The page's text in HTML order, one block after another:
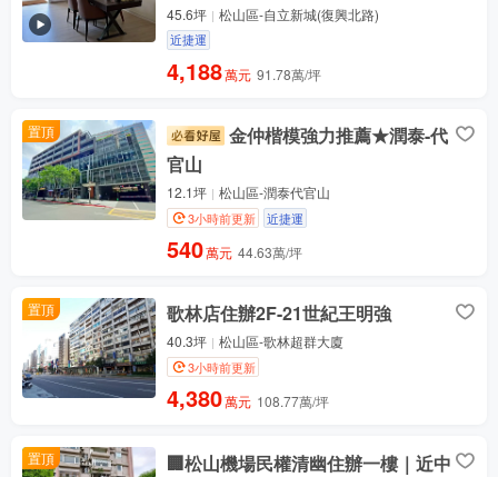
45.6坪 松山區-自立新城(復興北路)
近捷運
4,188萬元 91.78萬/坪
置頂
金仲楷模強力推薦★潤泰-代
官山
12.1坪 松山區-潤泰代官山
3小時前更新 近捷運
540萬元 44.63萬/坪
置頂 歌林店住辦2F-21世紀王明強
40.3坪 松山區-歌林超群大廈
3小時前更新
4,380萬元 108.77萬/坪
置頂
🏢松山機場民權清幽住辦一樓｜近中